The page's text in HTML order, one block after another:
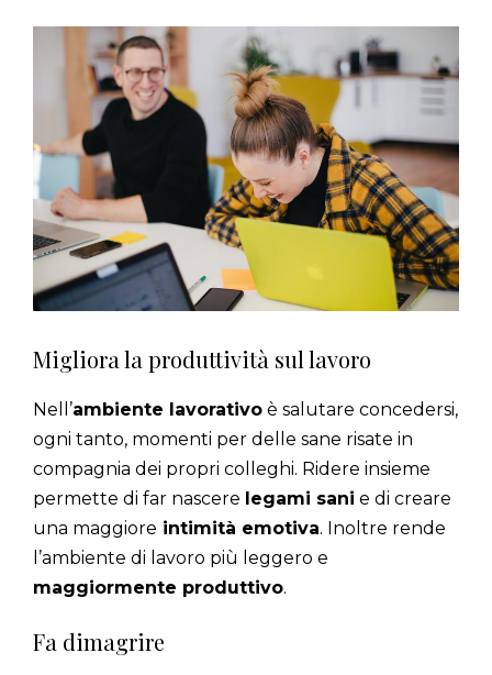
Migliora la produttività sul lavoro
Nell’ambiente lavorativo è salutare concedersi,
ogni tanto, momenti per delle sane risate in
compagnia dei propri colleghi. Ridere insieme
permette di far nascere legami sani e di creare
una maggiore intimità emotiva. Inoltre rende
l’ambiente di lavoro più leggero e
maggiormente produttivo.
Fa dimagrire